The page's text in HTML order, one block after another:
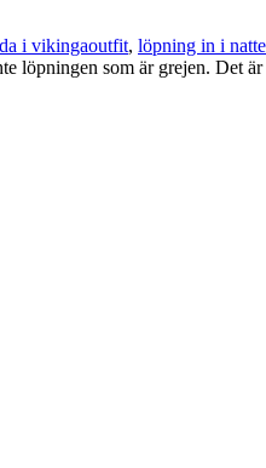
i vikingaoutfit, löpning in i
som är grejen. Det